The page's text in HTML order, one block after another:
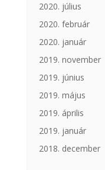
2020. július
2020. február
2020. január
2019. november
2019. június
2019. május
2019. április
2019. január
2018. december